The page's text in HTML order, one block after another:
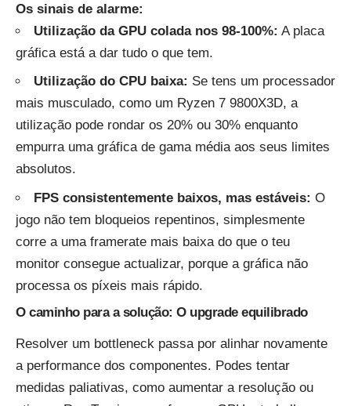
Os sinais de alarme:
Utilização da GPU colada nos 98-100%: A placa
gráfica está a dar tudo o que tem.
Utilização do CPU baixa: Se tens um processador
mais musculado, como um Ryzen 7 9800X3D, a
utilização pode rondar os 20% ou 30% enquanto
empurra uma gráfica de gama média aos seus limites
absolutos.
FPS consistentemente baixos, mas estáveis: O
jogo não tem bloqueios repentinos, simplesmente
corre a uma framerate mais baixa do que o teu
monitor consegue actualizar, porque a gráfica não
processa os píxeis mais rápido.
O caminho para a solução: O upgrade equilibrado
Resolver um bottleneck passa por alinhar novamente
a performance dos componentes. Podes tentar
medidas paliativas, como aumentar a resolução ou